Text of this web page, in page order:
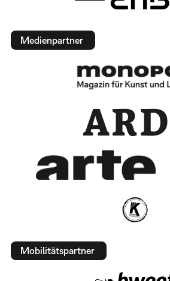
Medienpartner
Mobilitätspartner